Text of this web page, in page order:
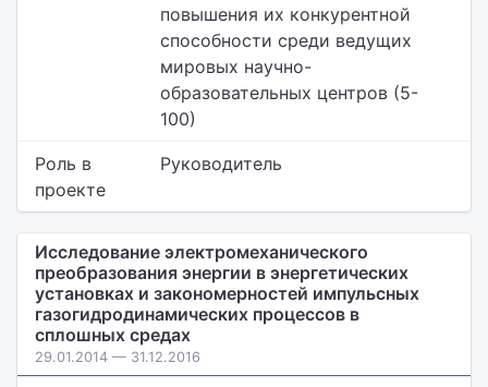
повышения их конкурентной
способности среди ведущих
мировых научно-
образовательных центров (5-
100)
Роль в
проекте
Руководитель
Исследование электромеханического
преобразования энергии в энергетических
установках и закономерностей импульсных
газогидродинамических процессов в
сплошных средах
29.01.2014 — 31.12.2016